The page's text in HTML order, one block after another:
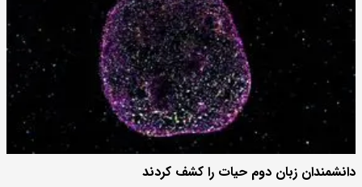
دانشمندان زبان دوم حیات را کشف کردند